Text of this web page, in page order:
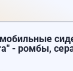
- ромбы,